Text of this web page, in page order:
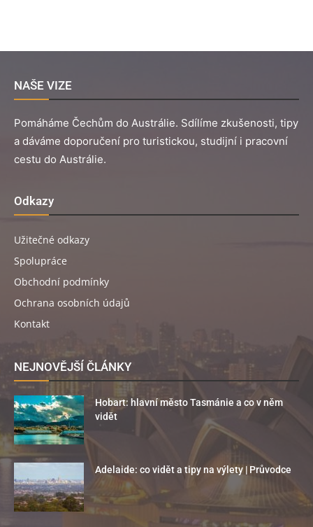
NAŠE VIZE
Pomáháme Čechům do Austrálie. Sdílíme zkušenosti, tipy
a dáváme doporučení pro turistickou, studijní i pracovní
cestu do Austrálie.
Odkazy
Užitečné odkazy
Spolupráce
Obchodní podmínky
Ochrana osobních údajů
Kontakt
NEJNOVĚJŠÍ ČLÁNKY
Hobart: hlavní město Tasmánie a co v něm
vidět
Adelaide: co vidět a tipy na výlety | Průvodce